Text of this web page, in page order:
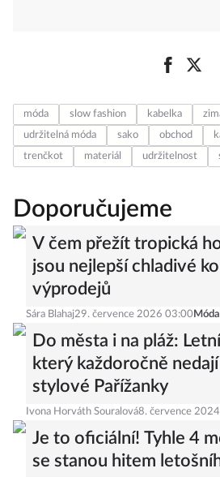
móda slow fashion kabelka
udržitelná móda
sako obchod
trenčkot
materiál udržitelnost
Doporučujeme
V čem přežít tropická
jsou nejlepší chladivé
výprodejů
Sára Blahaj29. července 2026 03:00 Móda
Do města i na pláž:
který každoročně
stylové Pařížanky
Ivona Horváth Souralová8. července
Je to oficiální! Tyhle 4
se stanou hitem